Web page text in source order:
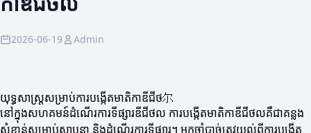
2026-06-19 Admin
យុទ្ធសាស្ត្រសម្រាប់ការបង្កើតមាតិកាឌីជីថ尔
នៅក្នុងសហគមន៍ដំណើរការទីផ្សារឌីជីថល ការបង្កើតមាតិកាឌីជីថលគឺជាគន្លង
សំខាន់សម្រាប់ស្ថាបនា និងដំណើរការទីផ្សារ។ អ្នកចាំបាច់ត្រូវយល់ពីការបង្កើត